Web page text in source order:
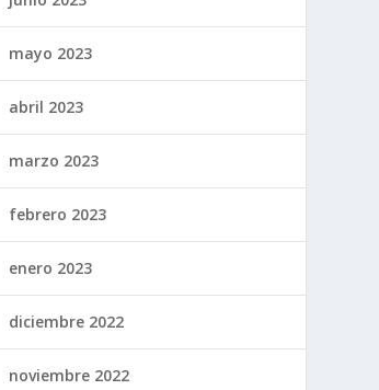
mayo 2023
abril 2023
marzo 2023
febrero 2023
enero 2023
diciembre 2022
noviembre 2022